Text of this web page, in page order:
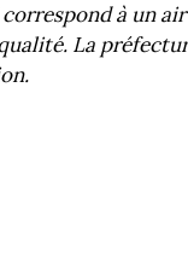
à un
La